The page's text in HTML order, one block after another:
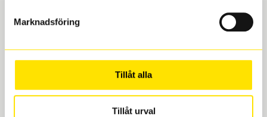
Marknadsföring
Tillåt alla
Tillåt urval
Boka och hämta hos Däckspecialen
När du beställer dina nya däck eller fälgar hos oss
levereras de direkt till någon av våra däckverkstäder i
Göteborg. Välj mellan Hisingen (Bäckebol) eller